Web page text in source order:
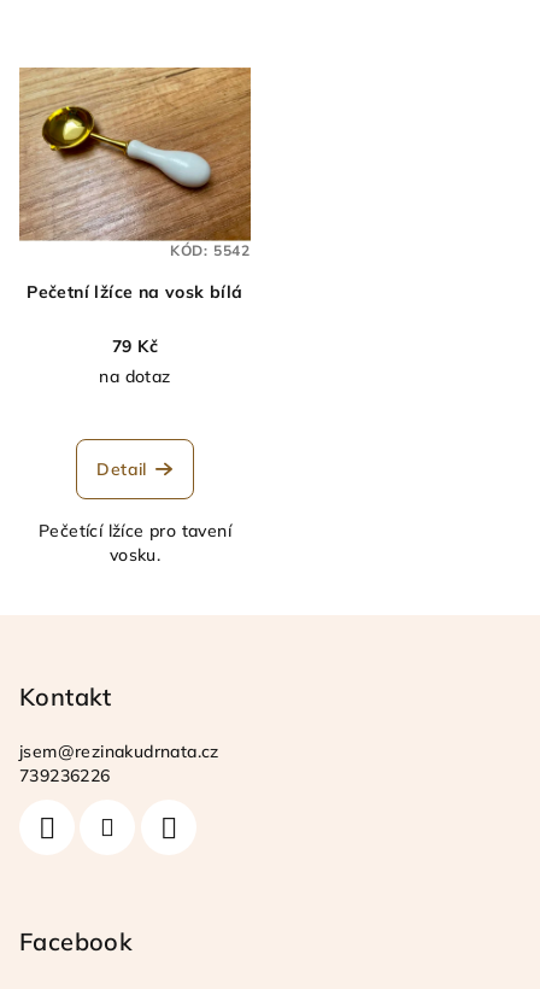
Pečetní lžíce na vosk bílá
79 Kč
na dotaz
Detail
Pečetící lžíce pro tavení
vosku.
KÓD: 5542
Kontakt
jsem@rezinakudrnata.cz
739236226
Facebook